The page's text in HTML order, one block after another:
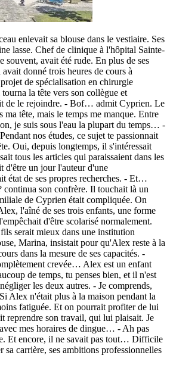
enlevait sa blouse dans le vestiaire. Ses
lasse. Chef de clinique à l'hôpital Sainte-
souvent, avait été rude. En plus de ses
donné trois heures de cours à
de spécialisation en chirurgie
la tête vers son collègue et
de le rejoindre. - Bof… admit Cyprien. Le
ma tête, mais le temps me manque. Entre
je suis sous l'eau la plupart du temps… -
nos études, ce sujet te passionnait
Oui, depuis longtemps, il s'intéressait
tous les articles qui paraissaient dans les
d'être un jour l'auteur d'une
état de ses propres recherches. - Et…
continua son confrère. Il touchait là un
de Cyprien était compliquée. On
l'aîné de ses trois enfants, une forme
d'être scolarisé normalement.
serait mieux dans une institution
Marina, insistait pour qu'Alex reste à la
dans la mesure de ses capacités. -
crevée… Alex est un enfant
de temps, tu penses bien, et il n'est
les deux autres. - Je comprends,
Alex n'était plus à la maison pendant la
fatiguée. Et on pourrait profiter de lui
reprendre son travail, qui lui plaisait. Je
mes horaires de dingue… - Ah pas
Et encore, il ne savait pas tout… Difficile
carrière, ses ambitions professionnelles